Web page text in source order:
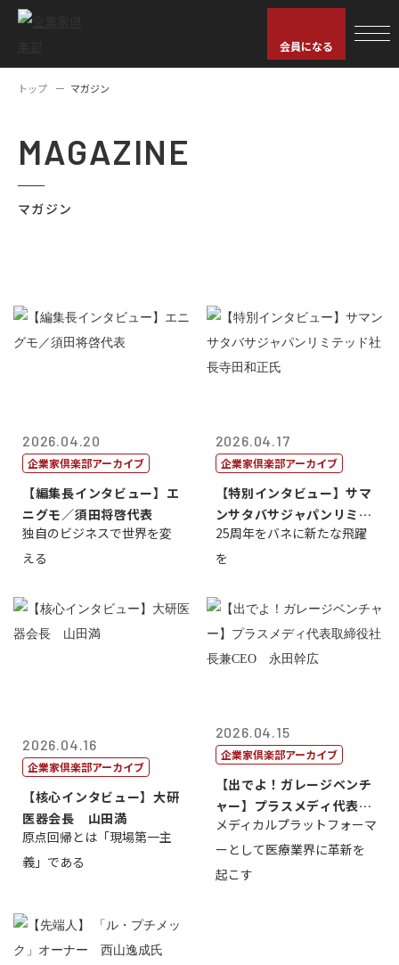
会員になる
トップ マガジン
MAGAZINE
マガジン
2026.04.20
企業家倶楽部アーカイブ
【編集長インタビュー】エ
ニグモ／須田将啓代表
独自のビジネスで世界を変
える
2026.04.17
企業家倶楽部アーカイブ
【特別インタビュー】サマ
ンサタバサジャパンリミテ
ッド社長寺田...
25周年をバネに新たな飛躍
を
2026.04.16
企業家倶楽部アーカイブ
【核心インタビュー】大研
医器会長 山田満
原点回帰とは「現場第一主
義」である
2026.04.15
企業家倶楽部アーカイブ
【出でよ！ガレージベンチ
ャー】プラスメディ代表取
締役社長兼C...
メディカルプラットフォーマ
ーとして医療業界に革新を
起こす